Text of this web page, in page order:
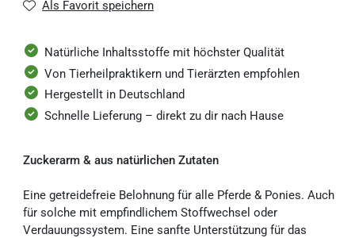
Alle 3 Monate
Als Favorit speichern
Natürliche Inhaltsstoffe mit höchster Qualität
Von Tierheilpraktikern und Tierärzten empfohlen
Hergestellt in Deutschland
Schnelle Lieferung – direkt zu dir nach Hause
Zuckerarm & aus natürlichen Zutaten
Eine getreidefreie Belohnung für alle Pferde & Ponies. Auch
für solche mit empfindlichem Stoffwechsel oder
Verdauungssystem. Eine sanfte Unterstützung für das